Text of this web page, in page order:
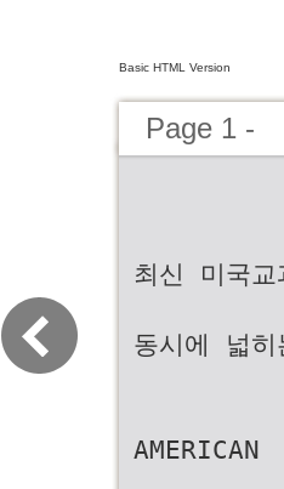
Basic HTML Version
Page 1 -
최신 미국
동시에 넓
AMERICAN